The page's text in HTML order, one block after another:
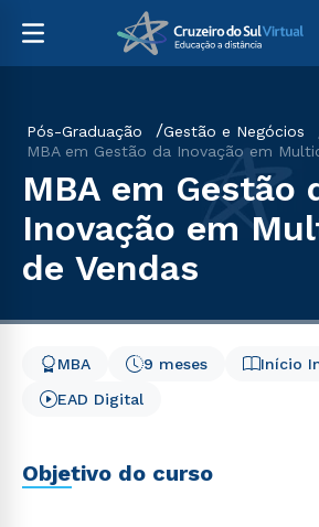
Pós-Graduação
Gestão e Negócios
MBA em Gestão da Inovação em
MBA em Gestão
Inovação em
de Vendas
Início
9 meses
MBA
EAD Digital
Objetivo do curso